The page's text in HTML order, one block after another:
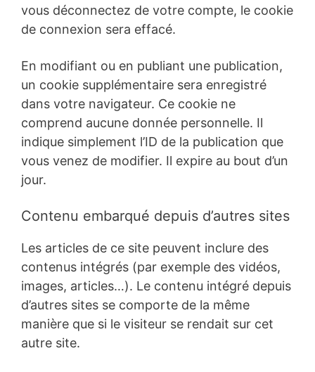
vous déconnectez de votre compte, le cookie
de connexion sera effacé.
En modifiant ou en publiant une publication,
un cookie supplémentaire sera enregistré
dans votre navigateur. Ce cookie ne
comprend aucune donnée personnelle. Il
indique simplement l’ID de la publication que
vous venez de modifier. Il expire au bout d’un
jour.
Contenu embarqué depuis d’autres sites
Les articles de ce site peuvent inclure des
contenus intégrés (par exemple des vidéos,
images, articles…). Le contenu intégré depuis
d’autres sites se comporte de la même
manière que si le visiteur se rendait sur cet
autre site.